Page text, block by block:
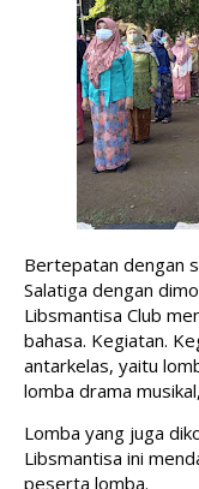
Bertepatan dengan
Salatiga dengan
Libsmantisa Club
bahasa. Kegiatan.
antarkelas, yaitu
lomba drama
Lomba yang juga
Libsmantisa ini
peserta lomba.